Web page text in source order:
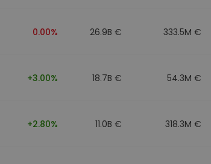
0.00% 26.9B € 333.5M €
+3.00% 18.7B € 54.3M €
+2.80% 11.0B € 318.3M €